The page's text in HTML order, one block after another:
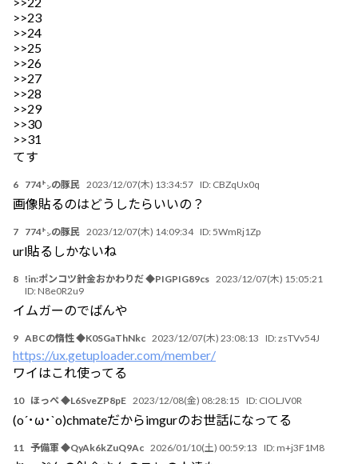
>>23
>>24
>>25
>>26
>>27
>>28
>>29
>>30
>>31
てす
6 774㌧の豚民 2023/12/07(木) 13:34:57 ID: CBZqUx0q
画像貼るのはどうしたらいいの？
7 774㌧の豚民 2023/12/07(木) 14:09:34 ID:5WmRj1Zp
url貼るしかないね
8 !in:ポンコツ針金おかわりだ ◆PIGPIG89cs 2023/12/07(木) 15:05:21
ID: N8e0R2u9
イムガーのでばんや
9 ABCの惰性 ◆K0SGaThNkc 2023/12/07(木) 23:08:13 ID:zsTVv54J
https://ux.getuploader.com/member/
ワイはこれ使ってる
10 ほっぺ ◆L6SveZP8pE 2023/12/08(金) 08:28:15 ID: CIOLJV0R
(o´･ω･`o)chmateだからimgurのお世話になってる
11 予備軍 ◆QyAk6kZuQ9Ac 2026/01/10(土) 00:59:13 ID: m+j3F1M8